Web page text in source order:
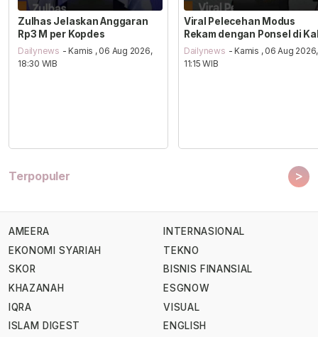
Zulhas Jelaskan Anggaran
Rp3 M per Kopdes
Dailynews - Kamis , 06 Aug 2026,
18:30 WIB
Viral Pelecehan Modus
Rekam dengan Ponsel di
Dailynews - Kamis , 06 Aug 2026,
11:15 WIB
Terpopuler >
AMEERA
EKONOMI SYARIAH
SKOR
KHAZANAH
IQRA
ISLAM DIGEST
INTERNASIONAL
TEKNO
BISNIS FINANSIAL
ESGNOW
VISUAL
ENGLISH